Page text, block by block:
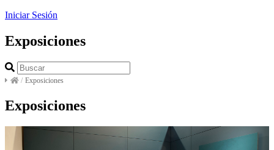
Iniciar Sesión
Exposiciones
/ Exposiciones
Exposiciones